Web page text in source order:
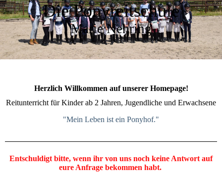
Die Ponyreitschule
Marie Nehring
Herzlich Willkommen auf unserer Homepage!
Reitunterricht für Kinder ab 2 Jahren, Jugendliche und Erwachsene
"Mein Leben ist ein Ponyhof."
Entschuldigt bitte, wenn ihr von uns noch keine Antwort auf
eure Anfrage bekommen habt.